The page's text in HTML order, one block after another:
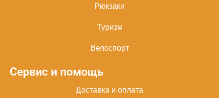
Рюкзаки
Туризм
Велоспорт
Сервис и помощь
Доставка и оплата